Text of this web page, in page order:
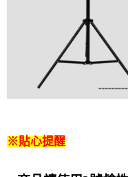
※貼心提醒